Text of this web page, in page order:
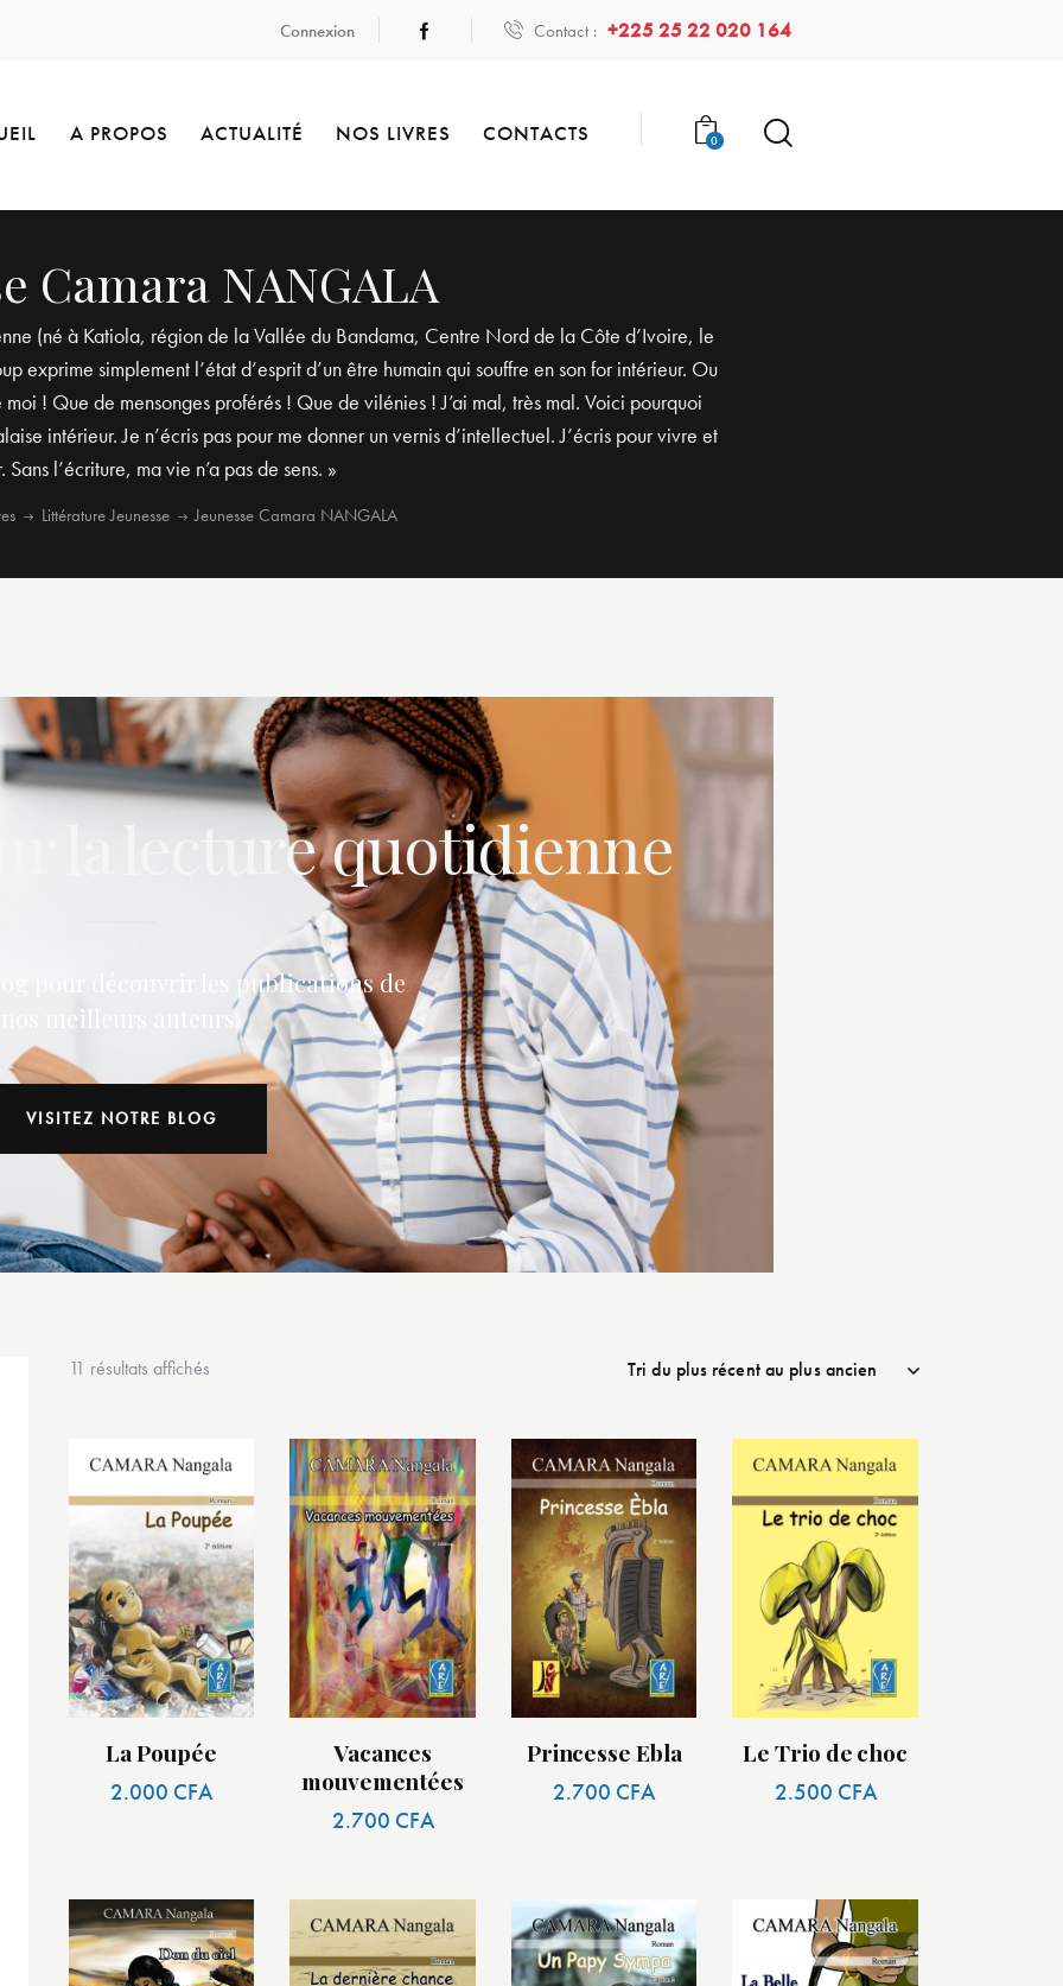
Connexion Contact : +225 25 22 020 164
A PROPOS ACTUALITÉ NOS LIVRES CONTACTS 0
Camara NANGALA
(né à Katiola, région de la Vallée du Bandama, Centre Nord de la Côte d’Ivoire, le
simplement l’état d’esprit d’un être humain qui souffre en son for intérieur. Ou
! Que de mensonges proférés ! Que de vilénies ! J’ai mal, très mal. Voici pourquoi
intérieur. Je n’écris pas pour me donner un vernis d’intellectuel. J’écris pour vivre et
Sans l’écriture, ma vie n’a pas de sens. »
Littérature Jeunesse Jeunesse Camara NANGALA
la lecture quotidienne
pour découvrir les publications de
nos meilleurs auteurs.
VISITEZ NOTRE BLOG
11 résultats affichés
La Poupée
2.000 CFA
Vacances
mouvementées
2.700 CFA
Princesse Ebla
2.700 CFA
Le Trio de choc
2.500 CFA